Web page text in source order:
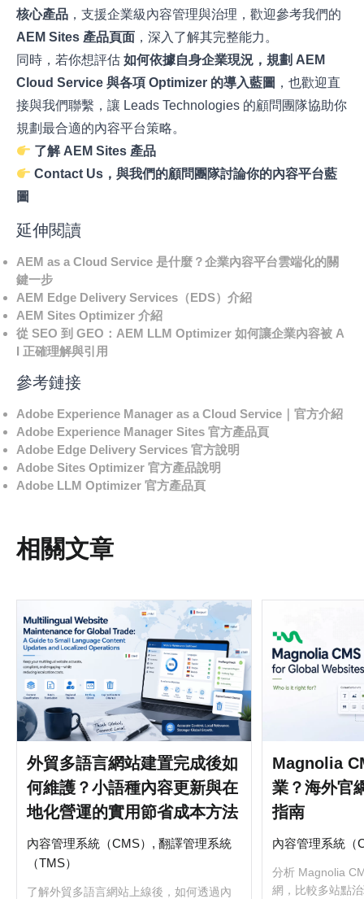
核心產品 ，支援企業級內容管理與治理，歡迎參考我們的
AEM Sites 產品頁面 ，深入了解其完整能力。
同時，若你想評估如何依據自身企業現況，規劃 AEM
Cloud Service與各項 Optimizer 的導入藍圖 ，也歡迎直
接與我們聯繫，讓 Leads Technologies 的顧問團隊協助你
規劃最合適的內容平台策略。
了解AEM Sites 產品
Contact Us ，與我們的顧問團隊討論你的內容平台藍
圖
延伸閱讀
AEM as a Cloud Service 是什麼？企業內容平台雲端化的關
鍵一步
AEM Edge Delivery Services （EDS）介紹
AEM Sites Optimizer介紹
從 SEO到 GEO ： AEM LLM Optimizer如何讓企業內容被 A
I 正確理解與引用
參考鏈接
Adobe Experience Manager as a Cloud Service ｜官方介紹
Adobe Experience Manager Sites官方產品頁
Adobe Edge Delivery Services官方說明
Adobe Sites Optimizer官方產品說明
Adobe LLM Optimizer官方產品頁
相關文章
外貿多語言網站建置完成後如
何維護？小語種內容更新與在
地化營運的實用節省成本方法
內容管理系統（CMS）, 翻譯管理系統
（TMS）
了解外貿多語言網站上線後，如何透過內
Magnolia
業？海外官
指南
內容管理系統（
分析 Magnolia
網，比較多站點